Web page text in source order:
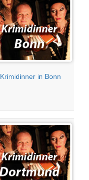
Krimidinner in Bonn